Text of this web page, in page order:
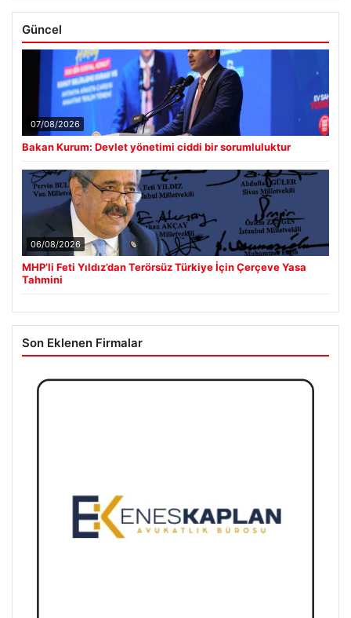
Güncel
07/08/2026
Bakan Kurum: Devlet yönetimi ciddi bir sorumluluktur
06/08/2026
MHP’li Feti Yıldız’dan Terörsüz Türkiye İçin Çerçeve Yasa
Tahmini
Son Eklenen Firmalar